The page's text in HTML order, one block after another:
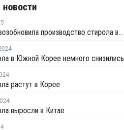
BASF-YPC возобновила производство стирола в Нанкине
в Южной Корее немного снизились
растут в Корее
выросли в Китае